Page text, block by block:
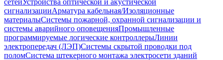
сетейУстройства оптической и акустической
сигнализацииАрматура кабельная/Изоляционные
материалыСистемы пожарной, охранной сигнализации и
системы аварийного оповещенияПромышленные
программируемые логические контроллерыЛинии
электропередач (ЛЭП)Системы скрытой проводки под
поломСистема штекерного монтажа электросети зданий